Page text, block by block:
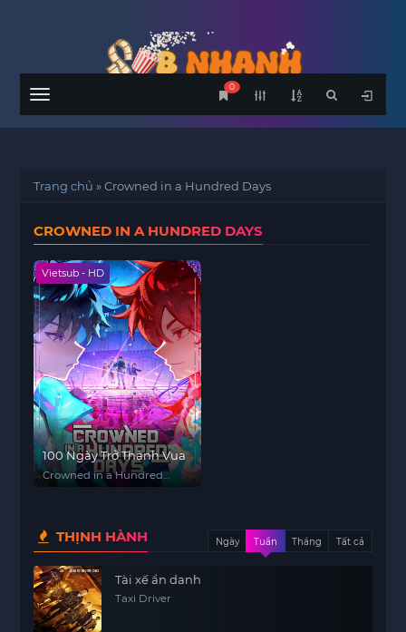
Menu
0
Trang chủ »Crowned in a Hundred Days
CROWNED IN A HUNDRED DAYS
Vietsub - HD
100 Ngày Trở Thành Vua
Crowned in a Hundred
THỊNH HÀNH Ngày Tuần Tháng Tất cả
Tài xế ẩn danh
Taxi Driver